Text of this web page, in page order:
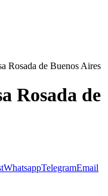
Rosada de Buenos Aires
Rosada de
WhatsappTelegramEmail